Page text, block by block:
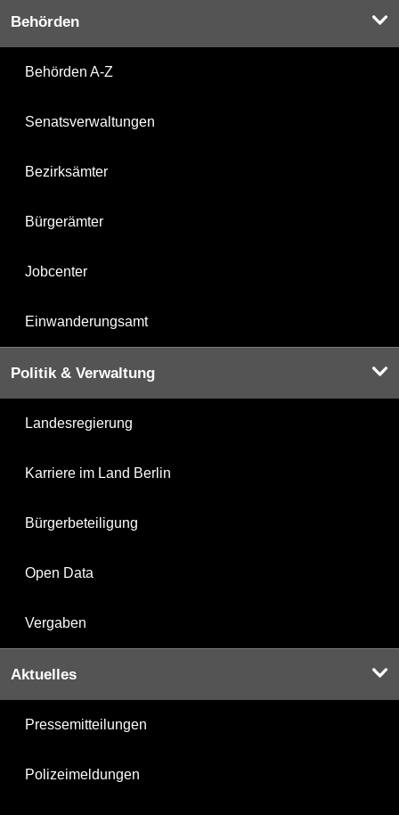
Behörden
Behörden A-Z
Senatsverwaltungen
Bezirksämter
Bürgerämter
Jobcenter
Einwanderungsamt
Politik & Verwaltung
Landesregierung
Karriere im Land Berlin
Bürgerbeteiligung
Open Data
Vergaben
Aktuelles
Pressemitteilungen
Polizeimeldungen